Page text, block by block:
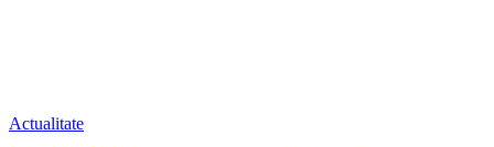
Actualitate